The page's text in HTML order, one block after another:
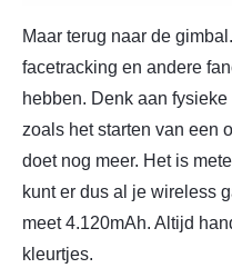
Maar terug naar de
facetracking en andere
hebben. Denk aan
zoals het starten van een
doet nog meer. Het is
kunt er dus al je wireless
meet 4.120mAh. Altijd
kleurtjes.